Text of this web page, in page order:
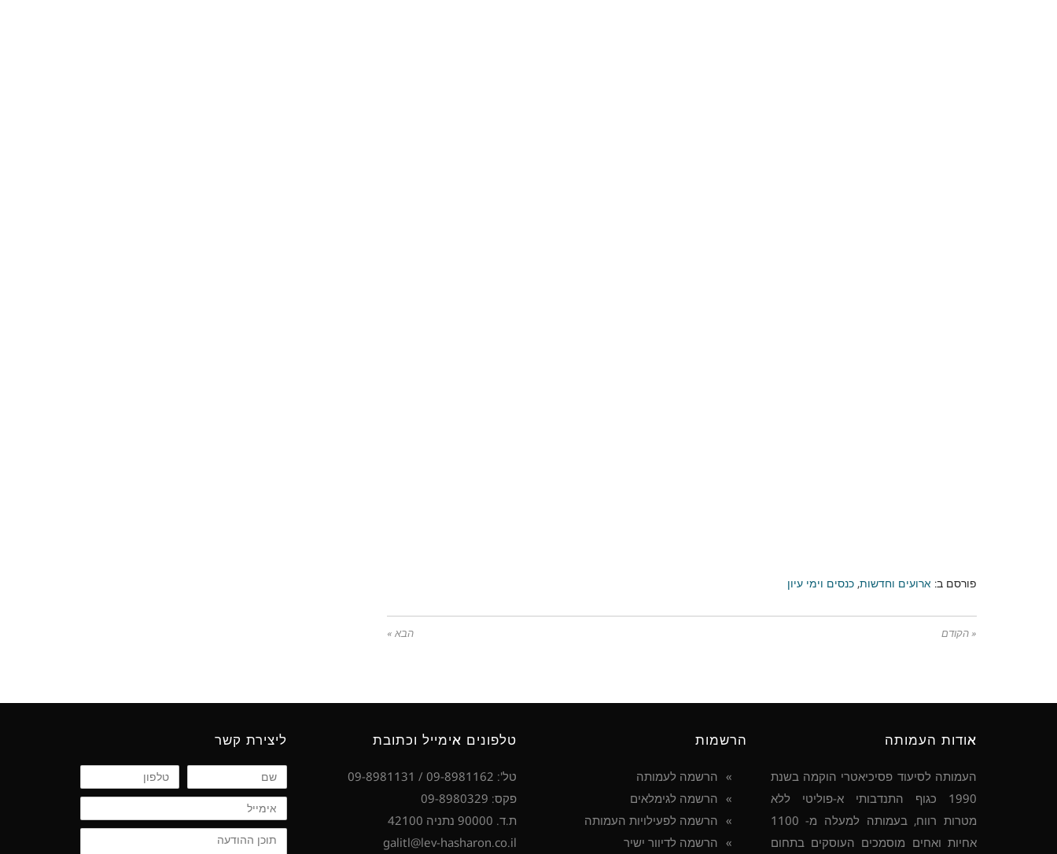
פורסם ב: ארועים וחדשות, כנסים וימי עיון
« הקודם הבא »
אודות העמותה
העמותה לסיעוד פסיכיאטרי הוקמה בשנת
1990 כגוף התנדבותי א-פוליטי ללא
מטרות רווח, בעמותה למעלה מ- 1100
אחיות ואחים מוסמכים העוסקים בתחום
הרשמות
הרשמה לעמותה
הרשמה לגימלאים
הרשמה לפעילויות העמותה
הרשמה לדיוור ישיר
טלפונים אימייל וכתובת
טל': 09-8981162 / 09-8981131
פקס: 09-8980329
ת.ד. 90000 נתניה 42100
galitl@lev-hasharon.co.il
ליצירת קשר
שם
טלפון
אימייל
תוכן
ההודעה